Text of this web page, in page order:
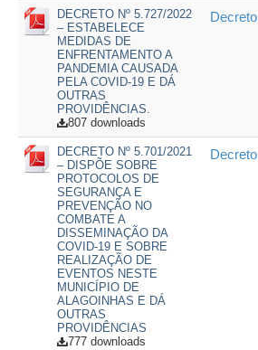
DECRETO Nº 5.727/2022
– ESTABELECE
MEDIDAS DE
ENFRENTAMENTO A
PANDEMIA CAUSADA
PELA COVID-19 E DÁ
OUTRAS
PROVIDÊNCIAS.
807 downloads
Decreto
DECRETO Nº 5.701/2021
– DISPÕE SOBRE
PROTOCOLOS DE
SEGURANÇA E
PREVENÇÃO NO
COMBATE A
DISSEMINAÇÃO DA
COVID-19 E SOBRE
REALIZAÇÃO DE
EVENTOS NESTE
MUNICÍPIO DE
ALAGOINHAS E DÁ
OUTRAS
PROVIDÊNCIAS
777 downloads
Decreto